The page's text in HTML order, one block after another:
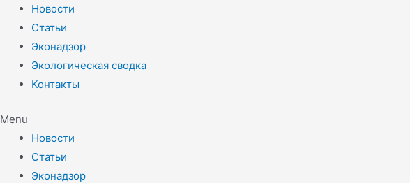
Новости
Статьи
Эконадзор
Экологическая сводка
Контакты
Menu
Новости
Статьи
Эконадзор